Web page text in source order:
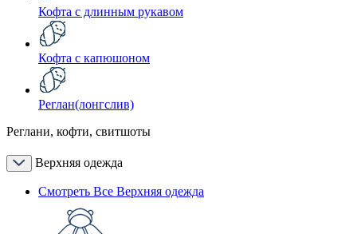
Кофта с длинным рукавом
Кофта с капюшоном
Реглан(лонгслив)
Реглани, кофти, свитшоты
Верхняя одежда
Смотреть Все Верхняя одежда